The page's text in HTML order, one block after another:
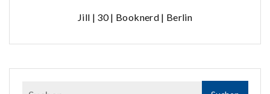
Jill | 30 | Booknerd | Berlin